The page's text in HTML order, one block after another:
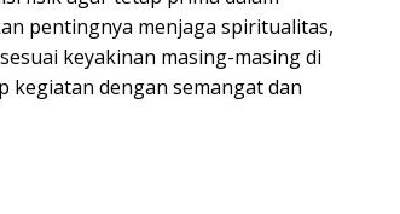
pentingnya menjaga spiritualitas,
keyakinan masing-masing di
kegiatan dengan semangat dan